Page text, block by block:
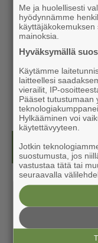
Kesälehti
Me ja huolellisesti
hyödynnämme
mainoksia.
Hyväksymällä
Käytämme
laitteellesi
vierailit, IP-
Pääset tutustumaan
Hylkääminen voi
käytettävyyteen.
Jotkin
suostumusta, jos
vastustaa tätä tai
seuraavalla